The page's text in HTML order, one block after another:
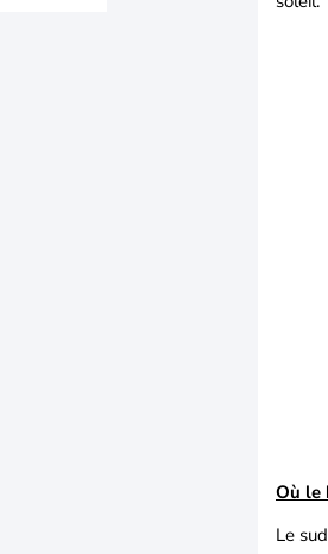
Où le
Le